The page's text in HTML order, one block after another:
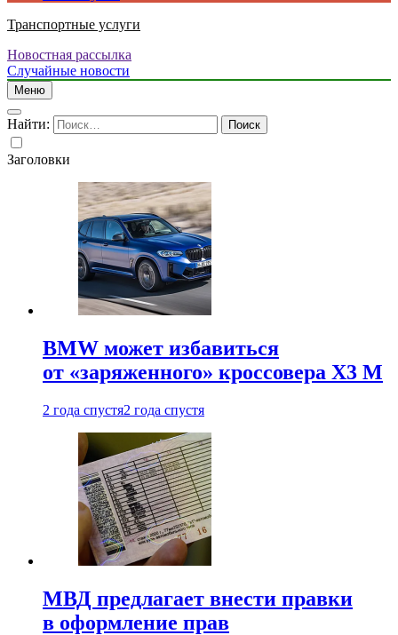
Транспортные услуги
Новостная рассылка
Случайные новости
Меню
Найти:
Заголовки
BMW может избавиться
от «заряженного» кроссовера X3 M
2 года спустя2 года спустя
МВД предлагает внести правки
в оформление прав